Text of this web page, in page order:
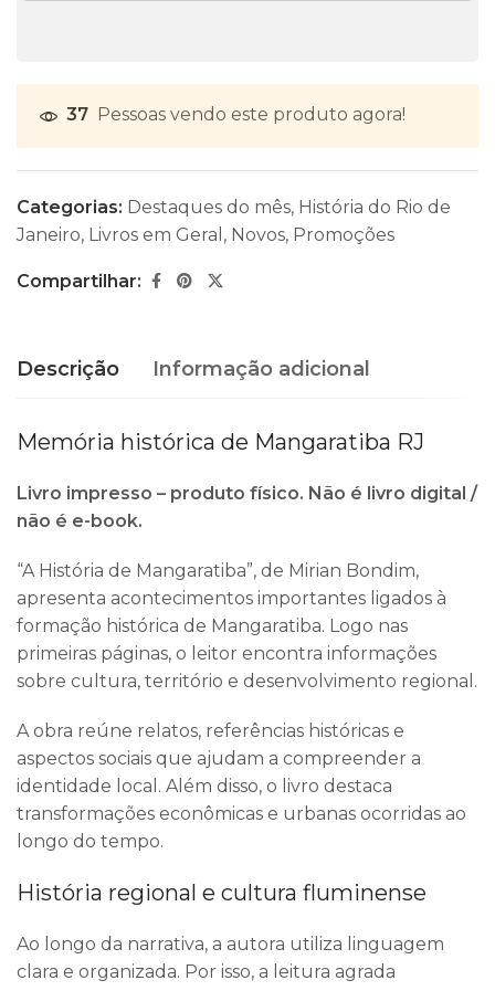
37 Pessoas vendo este produto agora!
Categorias: Destaques do mês, História do Rio de
Janeiro, Livros em Geral , Novos, Promoções
Compartilhar:
Descrição Informação adicional
Memória histórica de Mangaratiba RJ
Livro impresso – produto físico. Não é livro digital /
não é e-book.
“A História de Mangaratiba”, de Mirian Bondim,
apresenta acontecimentos importantes ligados à
formação histórica de Mangaratiba. Logo nas
primeiras páginas, o leitor encontra informações
sobre cultura, território e desenvolvimento regional.
A obra reúne relatos, referências históricas e
aspectos sociais que ajudam a compreender a
identidade local. Além disso, o livro destaca
transformações econômicas e urbanas ocorridas ao
longo do tempo.
História regional e cultura fluminense
Ao longo da narrativa, a autora utiliza linguagem
clara e organizada. Por isso, a leitura agrada